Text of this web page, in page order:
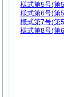
様式第5号(第
様式第6号(第
様式第7号(第
様式第8号(第